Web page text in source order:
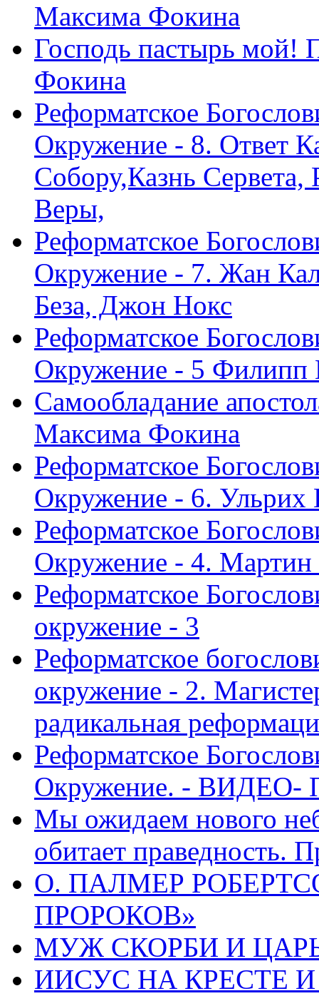
Максима Фокина
Господь пастырь мой!
Фокина
Реформатское
Окружение - 8. Ответ
Собору,Казнь Сервета,
Веры,
Реформатское
Окружение - 7. Жан
Беза, Джон Нокс
Реформатское
Окружение - 5 Филипп
Самообладание
Максима Фокина
Реформатское
Окружение - 6. Ульрих
Реформатское
Окружение - 4.
Реформатское
окружение - 3
Реформатское
окружение - 2.
радикальная
Реформатское
Окружение. - ВИДЕО-
Мы ожидаем нового
обитает праведность.
О. ПАЛМЕР
ПРОРОКОВ»
МУЖ СКОРБИ И ЦАРЬ
ИИСУС НА КРЕСТЕ